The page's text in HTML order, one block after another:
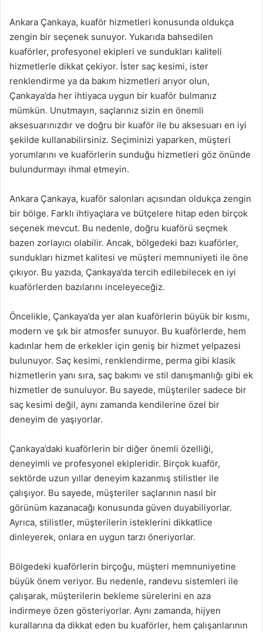
Ankara Çankaya, kuaför hizmetleri konusunda oldukça
zengin bir seçenek sunuyor. Yukarıda bahsedilen
kuaförler, profesyonel ekipleri ve sundukları kaliteli
hizmetlerle dikkat çekiyor. İster saç kesimi, ister
renklendirme ya da bakım hizmetleri arıyor olun,
Çankaya’da her ihtiyaca uygun bir kuaför bulmanız
mümkün. Unutmayın, saçlarınız sizin en önemli
aksesuarınızdır ve doğru bir kuaför ile bu aksesuarı en iyi
şekilde kullanabilirsiniz. Seçiminizi yaparken, müşteri
yorumlarını ve kuaförlerin sunduğu hizmetleri göz önünde
bulundurmayı ihmal etmeyin.
Ankara Çankaya, kuaför salonları açısından oldukça zengin
bir bölge. Farklı ihtiyaçlara ve bütçelere hitap eden birçok
seçenek mevcut. Bu nedenle, doğru kuaförü seçmek
bazen zorlayıcı olabilir. Ancak, bölgedeki bazı kuaförler,
sundukları hizmet kalitesi ve müşteri memnuniyeti ile öne
çıkıyor. Bu yazıda, Çankaya’da tercih edilebilecek en iyi
kuaförlerden bazılarını inceleyeceğiz.
Öncelikle, Çankaya’da yer alan kuaförlerin büyük bir kısmı,
modern ve şık bir atmosfer sunuyor. Bu kuaförlerde, hem
kadınlar hem de erkekler için geniş bir hizmet yelpazesi
bulunuyor. Saç kesimi, renklendirme, perma gibi klasik
hizmetlerin yanı sıra, saç bakımı ve stil danışmanlığı gibi ek
hizmetler de sunuluyor. Bu sayede, müşteriler sadece bir
saç kesimi değil, aynı zamanda kendilerine özel bir
deneyim de yaşıyorlar.
Çankaya’daki kuaförlerin bir diğer önemli özelliği,
deneyimli ve profesyonel ekipleridir. Birçok kuaför,
sektörde uzun yıllar deneyim kazanmış stilistler ile
çalışıyor. Bu sayede, müşteriler saçlarının nasıl bir
görünüm kazanacağı konusunda güven duyabiliyorlar.
Ayrıca, stilistler, müşterilerin isteklerini dikkatlice
dinleyerek, onlara en uygun tarzı öneriyorlar.
Bölgedeki kuaförlerin birçoğu, müşteri memnuniyetine
büyük önem veriyor. Bu nedenle, randevu sistemleri ile
çalışarak, müşterilerin bekleme sürelerini en aza
indirmeye özen gösteriyorlar. Aynı zamanda, hijyen
kurallarına da dikkat eden bu kuaförler, hem çalışanlarının